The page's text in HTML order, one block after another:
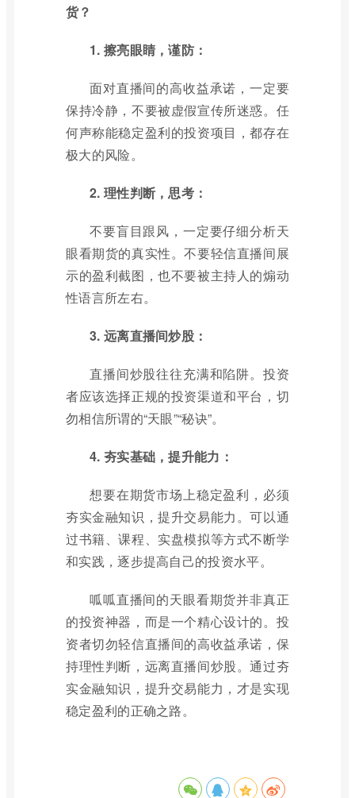
货？
1. 擦亮眼睛，谨防：
面对直播间的高收益承诺，一定要
保持冷静，不要被虚假宣传所迷惑。任
何声称能稳定盈利的投资项目，都存在
极大的风险。
2. 理性判断，思考：
不要盲目跟风，一定要仔细分析天
眼看期货的真实性。不要轻信直播间展
示的盈利截图，也不要被主持人的煽动
性语言所左右。
3. 远离直播间炒股：
直播间炒股往往充满和陷阱。投资
者应该选择正规的投资渠道和平台，切
勿相信所谓的“天眼”“秘诀”。
4. 夯实基础，提升能力：
想要在期货市场上稳定盈利，必须
夯实金融知识，提升交易能力。可以通
过书籍、课程、实盘模拟等方式不断学
和实践，逐步提高自己的投资水平。
呱呱直播间的天眼看期货并非真正
的投资神器，而是一个精心设计的。投
资者切勿轻信直播间的高收益承诺，保
持理性判断，远离直播间炒股。通过夯
实金融知识，提升交易能力，才是实现
稳定盈利的正确之路。